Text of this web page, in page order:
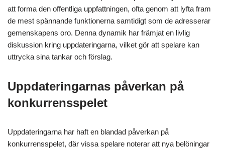
att forma den offentliga uppfattningen, ofta genom att lyfta fram
de mest spännande funktionerna samtidigt som de adresserar
gemenskapens oro. Denna dynamik har främjat en livlig
diskussion kring uppdateringarna, vilket gör att spelare kan
uttrycka sina tankar och förslag.
Uppdateringarnas påverkan på
konkurrensspelet
Uppdateringarna har haft en blandad påverkan på
konkurrensspelet, där vissa spelare noterar att nya belöningar